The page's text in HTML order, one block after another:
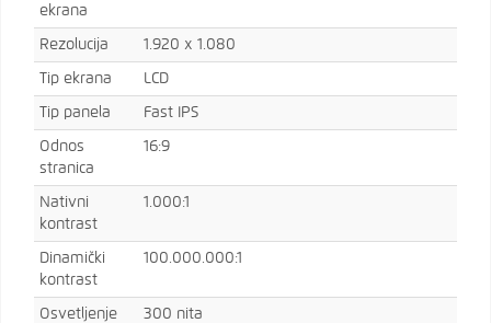
ekrana
Rezolucija 1.920 x 1.080
Tip ekrana LCD
Tip panela Fast IPS
Odnos
stranica
16:9
Nativni
kontrast
1.000:1
Dinamički
kontrast
100.000.000:1
Osvetljenje 300 nita